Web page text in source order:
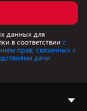
данных для
в соответствии с
прав, связанных с
дачи